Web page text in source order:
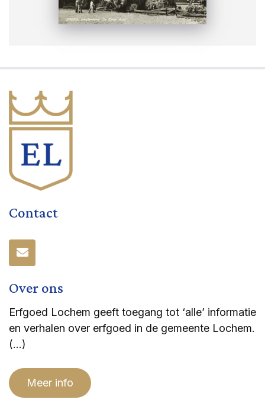
Contact
Over ons
Erfgoed Lochem geeft toegang tot ‘alle’ informatie
en verhalen over erfgoed in de gemeente Lochem.
(…)
Meer info